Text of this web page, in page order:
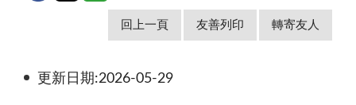
回上一頁 友善列印 轉寄友人
更新日期:2026-05-29